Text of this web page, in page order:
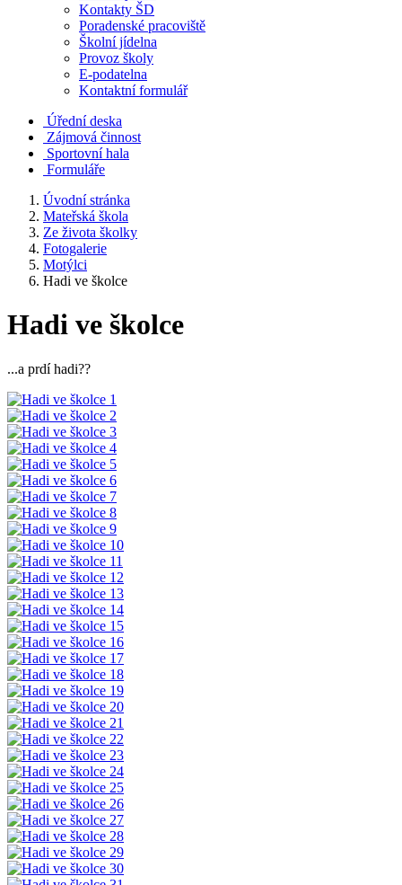
Kontakty ŠD
Poradenské pracoviště
Školní jídelna
Provoz školy
E-podatelna
Kontaktní formulář
Úřední deska
Zájmová činnost
Sportovní hala
Formuláře
Úvodní stránka
Mateřská škola
Ze života školky
Fotogalerie
Motýlci
Hadi ve školce
Hadi ve školce
...a prdí hadi??